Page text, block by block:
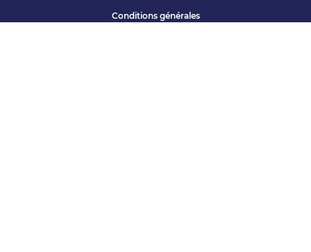
Conditions générales